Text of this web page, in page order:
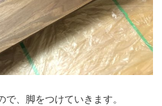
、脚をつけていきます。